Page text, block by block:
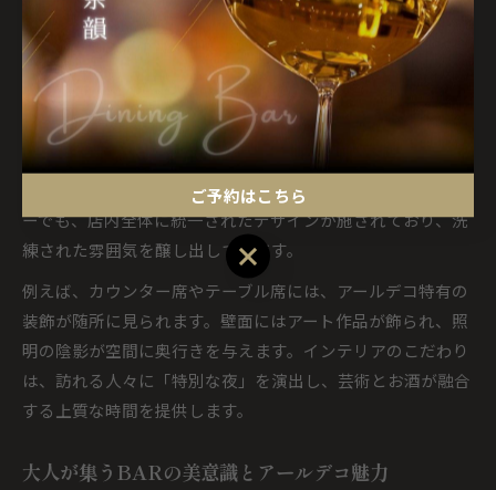
クスできる」といった声も多く寄せられています。
BAR空間に映えるアールデコ調インテリア
BARギャラリーのインテリアは、アールデコの美学を体現し
たもので、黒やゴールドを基調とした色使い、幾何学的な照
明、直線的な家具配置が特徴です。広島市内のBARギャラリ
ーでも、店内全体に統一されたデザインが施されており、洗
練された雰囲気を醸し出しています。
例えば、カウンター席やテーブル席には、アールデコ特有の
装飾が随所に見られます。壁面にはアート作品が飾られ、照
明の陰影が空間に奥行きを与えます。インテリアのこだわり
は、訪れる人々に「特別な夜」を演出し、芸術とお酒が融合
する上質な時間を提供します。
大人が集うBARの美意識とアールデコ魅力
ご予約はこちら
ご予約はこちら